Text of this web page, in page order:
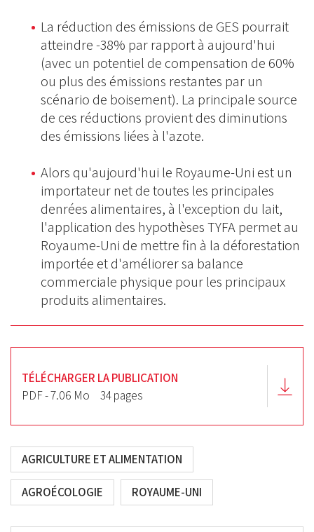
La réduction des émissions de GES pourrait
atteindre -38% par rapport à aujourd'hui
(avec un potentiel de compensation de 60%
ou plus des émissions restantes par un
scénario de boisement). La principale source
de ces réductions provient des diminutions
des émissions liées à l'azote.
Alors qu'aujourd'hui le Royaume-Uni est un
importateur net de toutes les principales
denrées alimentaires, à l'exception du lait,
l'application des hypothèses TYFA permet au
Royaume-Uni de mettre fin à la déforestation
importée et d'améliorer sa balance
commerciale physique pour les principaux
produits alimentaires.
TÉLÉCHARGER LA PUBLICATION
PDF - 7.06 Mo
34 pages
AGRICULTURE ET ALIMENTATION
AGROÉCOLOGIE ROYAUME-UNI